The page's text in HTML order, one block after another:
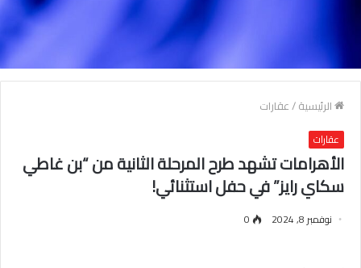
الرئيسية/عقارات
عقارات
الأهرامات تشهد طرح المرحلة الثانية من “بن غاطي
سكاي رايز” في حفل استثنائي!
نوفمبر 8, 2024 0